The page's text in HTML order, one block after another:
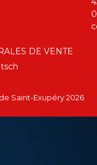
DE VENTE
Saint-Exupéry 2026